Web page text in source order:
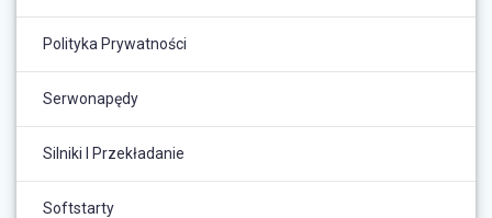
Polityka Prywatności
Serwonapędy
Silniki I Przekładanie
Softstarty